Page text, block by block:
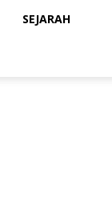
SEJARAH